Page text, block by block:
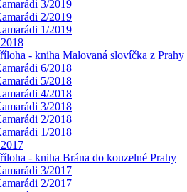
3/2019
2/2019
1/2019
- kniha Malovaná slovíčka z Prahy
6/2018
5/2018
4/2018
3/2018
2/2018
1/2018
- kniha Brána do kouzelné Prahy
3/2017
2/2017